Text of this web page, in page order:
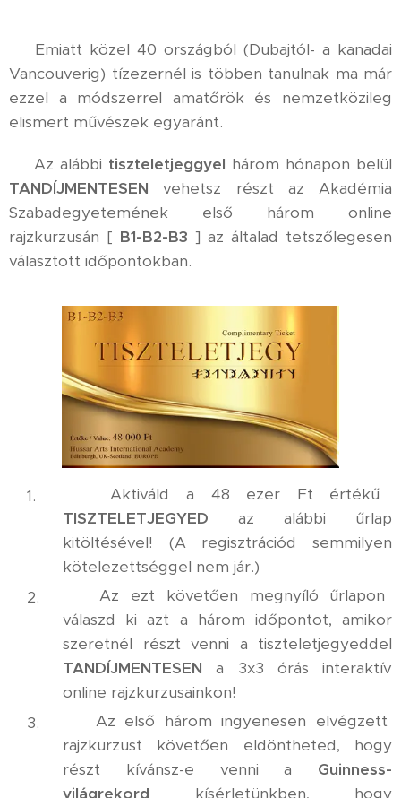
⚜️ Emiatt közel 40 országból (Dubajtól- a kanadai
Vancouverig) tízezernél is többen tanulnak ma már
ezzel a módszerrel amatőrök és nemzetközileg
elismert művészek egyaránt.
⚜️ Az alábbi tiszteletjeggyel három hónapon belül
TANDÍJMENTESENvehetsz részt az Akadémia
Szabadegyetemének első három online
rajzkurzusán [ B1-B2-B3 ] az általad tetszőlegesen
választott időpontokban.
✅ Aktiváld a 48 ezer Ft értékű
TISZTELETJEGYED az alábbi űrlap
kitöltésével! (A regisztrációd semmilyen
kötelezettséggel nem jár.)
✅ Az ezt követően megnyíló űrlapon
válaszd ki azt a három időpontot, amikor
szeretnél részt venni a tiszteletjegyeddel
TANDÍJMENTESEN a 3x3 órás interaktív
online rajzkurzusainkon!
✅ Az első három ingyenesen elvégzett
rajzkurzust követően eldöntheted, hogy
részt kívánsz-e venni a Guinness-
világrekord kísérletünkben, hogy